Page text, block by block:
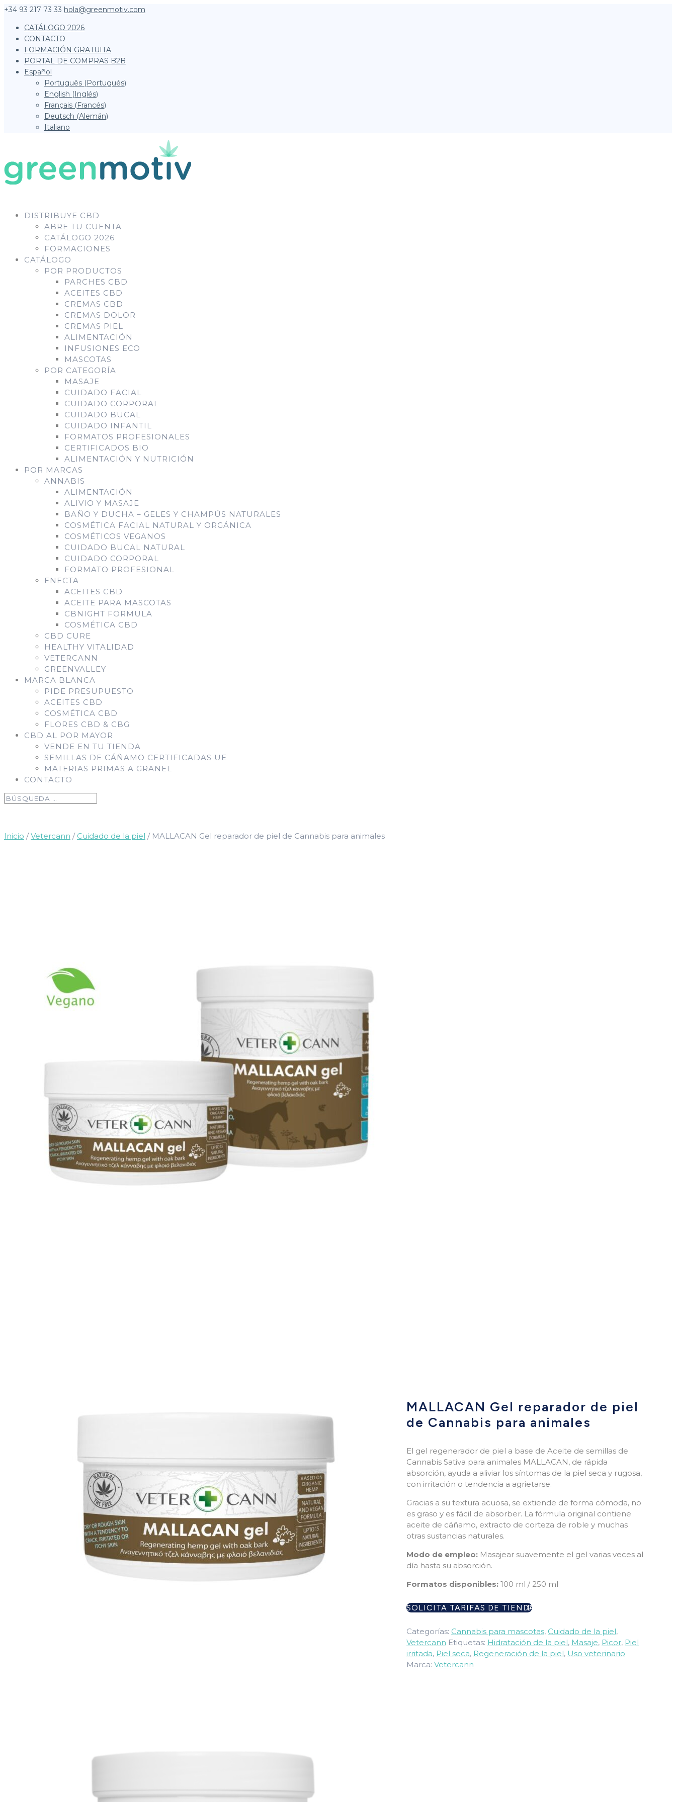
+34 93 217 73 33 hola@greenmotiv.com
CATÁLOGO 2026
CONTACTO
FORMACIÓN GRATUITA
PORTAL DE COMPRAS B2B
Español
Português (Portugués)
English (Inglés)
Français (Francés)
Deutsch (Alemán)
Italiano
DISTRIBUYE CBD
ABRE TU CUENTA
CATÁLOGO 2026
FORMACIONES
CATÁLOGO
POR PRODUCTOS
PARCHES CBD
ACEITES CBD
CREMAS CBD
CREMAS DOLOR
CREMAS PIEL
ALIMENTACIÓN
INFUSIONES ECO
MASCOTAS
POR CATEGORÍA
MASAJE
CUIDADO FACIAL
CUIDADO CORPORAL
CUIDADO BUCAL
CUIDADO INFANTIL
FORMATOS PROFESIONALES
CERTIFICADOS BIO
ALIMENTACIÓN Y NUTRICIÓN
POR MARCAS
ANNABIS
ALIMENTACIÓN
ALIVIO Y MASAJE
BAÑO Y DUCHA – GELES Y CHAMPÚS NATURALES
COSMÉTICA FACIAL NATURAL Y ORGÁNICA
COSMÉTICOS VEGANOS
CUIDADO BUCAL NATURAL
CUIDADO CORPORAL
FORMATO PROFESIONAL
ENECTA
ACEITES CBD
ACEITE PARA MASCOTAS
CBNIGHT FORMULA
COSMÉTICA CBD
CBD CURE
HEALTHY VITALIDAD
VETERCANN
GREENVALLEY
MARCA BLANCA
PIDE PRESUPUESTO
ACEITES CBD
COSMÉTICA CBD
FLORES CBD & CBG
CBD AL POR MAYOR
VENDE EN TU TIENDA
SEMILLAS DE CÁÑAMO CERTIFICADAS UE
MATERIAS PRIMAS A GRANEL
CONTACTO
Inicio /Vetercann / Cuidado de la piel / MALLACAN Gel reparador de piel de Cannabis para animales
MALLACAN Gel reparador de piel
de Cannabis para animales
El gel regenerador de piel a base de Aceite de semillas de
Cannabis Sativa para animales MALLACAN, de rápida
absorción, ayuda a aliviar los síntomas de la piel seca y rugosa,
con irritación o tendencia a agrietarse.
Gracias a su textura acuosa, se extiende de forma cómoda, no
es graso y es fácil de absorber. La fórmula original contiene
aceite de cáñamo, extracto de corteza de roble y muchas
otras sustancias naturales.
Modo de empleo: Masajear suavemente el gel varias veces al
día hasta su absorción.
Formatos disponibles: 100 ml / 250 ml
SOLICITA TARIFAS DE TIENDA
Categorías: Cannabis para mascotas, Cuidado de la piel,
Vetercann Etiquetas: Hidratación de la piel, Masaje, Picor, Piel
irritada, Piel seca, Regeneración de la piel, Uso veterinario
Marca: Vetercann